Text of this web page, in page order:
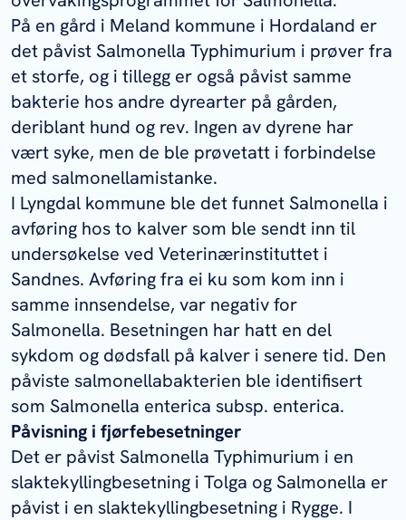
På en gård i Meland kommune i Hordaland er
det påvistSalmonella Typhimurium i prøver fra
et storfe, og i tillegg er også påvist samme
bakterie hos andre dyrearter på gården,
deriblant hund og rev. Ingen av dyrene har
vært syke, men de ble prøvetatt i forbindelse
med salmonellamistanke.
I Lyngdal kommune ble det funnetSalmonella i
avføring hos to kalver som ble sendt inn til
undersøkelse ved Veterinærinstituttet i
Sandnes. Avføring fra ei ku som kom inn i
samme innsendelse, var negativ for
Salmonella. Besetningen har hatt en del
sykdom og dødsfall på kalver i senere tid. Den
påviste salmonellabakterien ble identifisert
som Salmonella enterica subsp. enterica.
Påvisning i fjørfebesetninger
Det er påvistSalmonella Typhimurium i en
slaktekyllingbesetning i Tolga ogSalmonella er
påvist i en slaktekyllingbesetning i Rygge. I